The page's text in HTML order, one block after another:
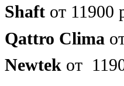
Shaft от 11900
Qattro Clima
Newtek от